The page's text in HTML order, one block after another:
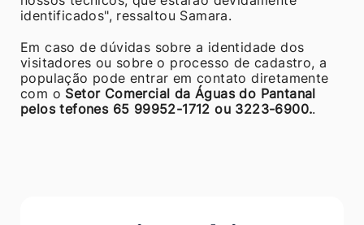
identificados", ressaltou Samara.
Em caso de dúvidas sobre a identidade dos
visitadores ou sobre o processo de cadastro, a
população pode entrar em contato diretamente
com o Setor Comercial da Águas do Pantanal
pelos tefones 65 99952-1712 ou 3223-6900..